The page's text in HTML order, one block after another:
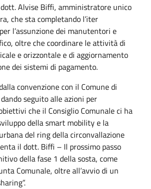
Alvise Biffi, amministratore unico
che sta completando l’iter
l’assunzione dei manutentori e
oltre che coordinare le attività di
e orizzontale e di aggiornamento
dei sistemi di pagamento.
convenzione con il Comune di
seguito alle azioni per
che il Consiglio Comunale ci ha
della smart mobility e la
del ring della circonvallazione
il dott. Biffi – Il prossimo passo
della fase 1 della sosta, come
Comunale, oltre all’avvio di un